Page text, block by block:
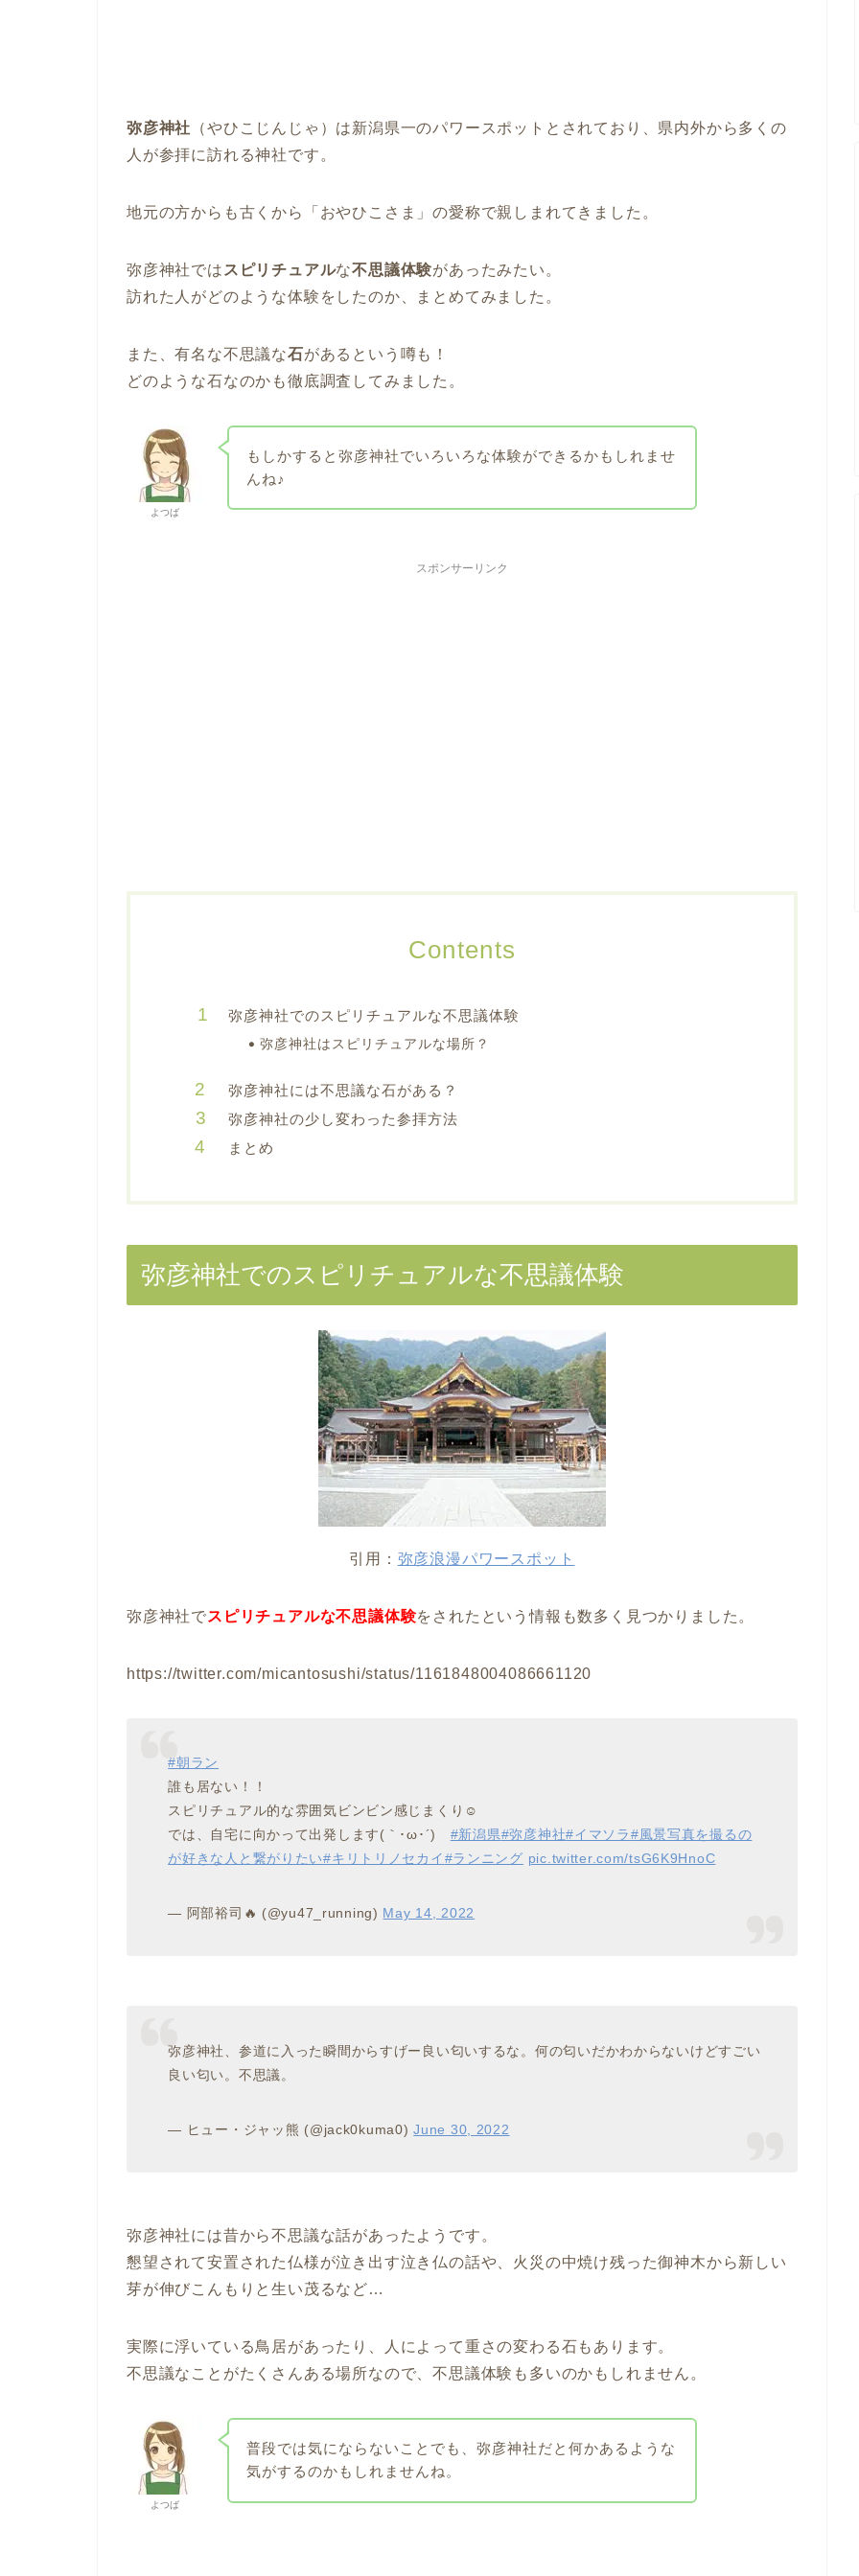
弥彦神社 （やひこじんじゃ） は新潟県一のパワースポットとされており、 県内外から多くの
人が参拝に訪れる神社です。
地元の方からも古くから「おやひこさま」の愛称で親しまれてきました。
弥彦神社では スピリチュアルな不思議体験があったみたい。
訪れた人がどのような体験をしたのか、まとめてみました。
また、有名な不思議な石があるという噂も！
どのような石なのかも徹底調査してみました。
よつば
もしかすると弥彦神社でいろいろな体験ができるかもしれませ
んね♪
スポンサーリンク
Contents
弥彦神社でのスピリチュアルな不思議体験
弥彦神社はスピリチュアルな場所？
弥彦神社には不思議な石がある？
弥彦神社の少し変わった参拝方法
まとめ
弥彦神社でのスピリチュアルな不思議体験
引用： 弥彦浪漫パワースポット
弥彦神社でスピリチュアルな不思議体験をされたという情報も数多く見つかりました。
https://twitter.com/micantosushi/status/1161848004086661120
#朝ラン
誰も居ない！！
スピリチュアル的な雰囲気ビンビン感じまくり☺
では、自宅に向かって出発します(｀･ω･´)ゞ #新潟県#弥彦神社#イマソラ#風景写真を撮るの
が好きな人と繋がりたい#キリトリノセカイ#ランニング pic.twitter.com/tsG6K9HnoC
— 阿部裕司🔥 (@yu47_running) May 14, 2022
弥彦神社、参道に入った瞬間からすげー良い匂いするな。何の匂いだかわからないけどすごい
良い匂い。不思議。
— ヒュー・ジャッ熊 (@jack0kuma0)June 30, 2022
弥彦神社には昔から不思議な話があったようです。
懇望されて安置された仏様が泣き出す泣き仏の話や、火災の中焼け残った御神木から新しい
芽が伸びこんもりと生い茂るなど…
実際に浮いている鳥居があったり、人によって重さの変わる石もあります。
不思議なことがたくさんある場所なので、不思議体験も多いのかもしれません。
よつば
普段では気にならないことでも、弥彦神社だと何かあるような
気がするのかもしれませんね。